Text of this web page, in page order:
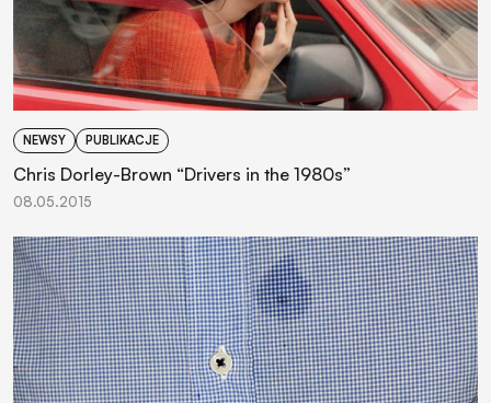
NEWSY PUBLIKACJE
Chris Dorley-Brown “Drivers in the 1980s”
08.05.2015